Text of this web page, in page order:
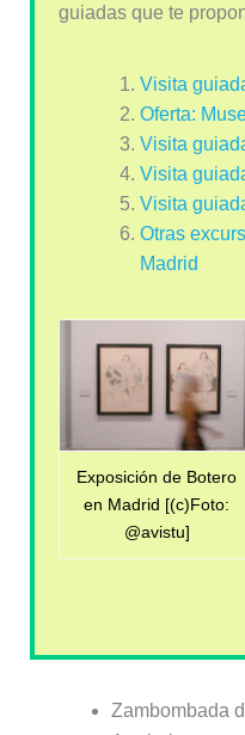
guiadas que te
Visita
Oferta:
Visita
Visita
Visita
Otras
Madrid
Exposición de Botero
en Madrid [(c)Foto:
@avistu]
Zambombada